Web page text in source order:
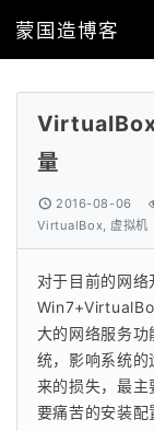
蒙国造博客
VirtualBox
量
2016-08-06
VirtualBox,虚拟机
对于目前的网
大的网络服务
统，影响系统
来的损失，最
要痛苦的安装配